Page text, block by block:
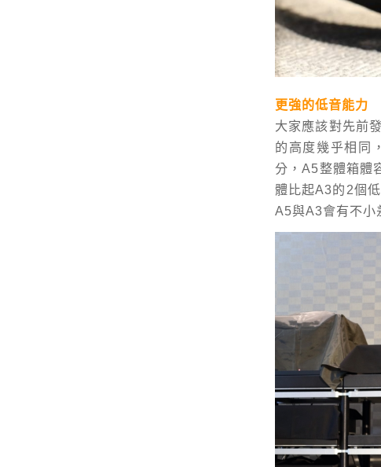
更強的低音能力
大家應該對先前
的高度幾乎相同
分，A5整體箱體
體比起A3的2個
A5與A3會有不小